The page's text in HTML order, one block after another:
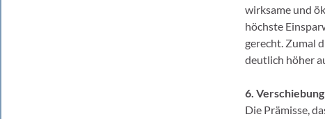
wirksame und
höchste
gerecht. Zumal
deutlich höher
6.
Die Prämisse,